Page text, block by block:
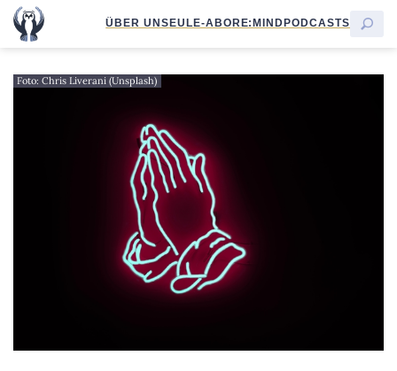
ÜBER UNSEULE-ABORE:MINDPODCASTS
Foto: Chris Liverani (Unsplash)